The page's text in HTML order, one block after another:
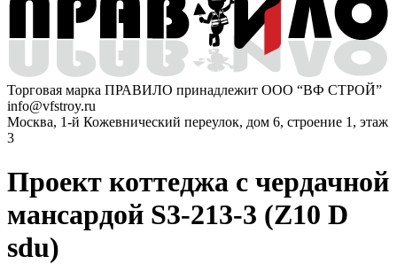
Торговая марка ПРАВИЛО принадлежит ООО “ВФ СТРОЙ”
info@vfstroy.ru
Москва, 1-й Кожевнический переулок, дом 6, строение 1, этаж
3
Проект коттеджа с чердачной
мансардой S3-213-3 (Z10 D
sdu)